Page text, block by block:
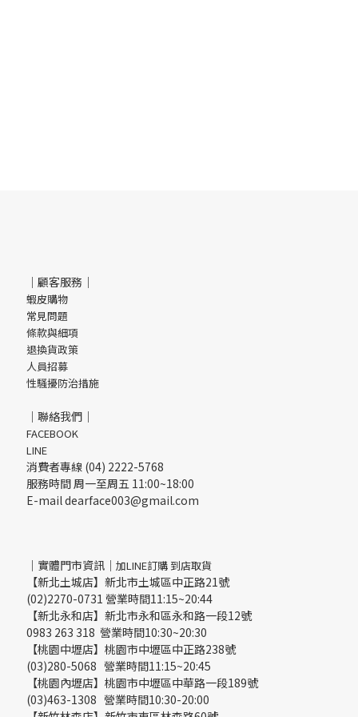
｜顧客服務｜
蝦皮購物
常見問題
條款與細項
退換貨政策
人員招募
性騷擾防治措施
｜聯絡我們｜
FACEBOOK
LINE
消費者專線 (04) 2222-5768
服務時間 周一至周五 11:00~18:00
E-mail dearface003@gmail.com
｜實體門市資訊｜ 加LINE訂購 到店取貨
【新北土城店】新北市土城區中正路21號
(02)2270-0731 營業時間11:15~20:44
【新北永和店】新北市永和區永和路一段12號
0983 263 318 營業時間10:30~20:30
【桃園中壢店】桃園市中壢區中正路238號
(03)280-5068 營業時間11:15~20:45
【桃園內壢店】桃園市中壢區中華路一段189號
(03)463-1308 營業時間10:30-20:00